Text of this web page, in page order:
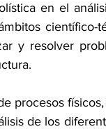
en el
y resolver
procesos
de los